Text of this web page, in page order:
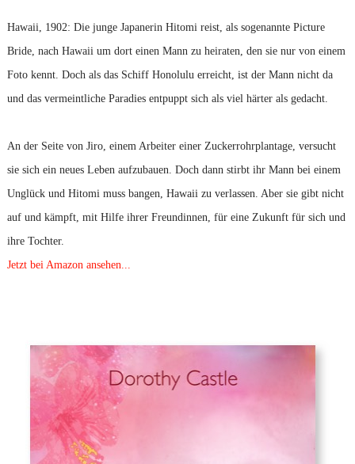
Hawaii, 1902: Die junge Japanerin Hitomi reist, als sogenannte Picture
Bride, nach Hawaii um dort einen Mann zu heiraten, den sie nur von einem
Foto kennt. Doch als das Schiff Honolulu erreicht, ist der Mann nicht da
und das vermeintliche Paradies entpuppt sich als viel härter als gedacht.
An der Seite von Jiro, einem Arbeiter einer Zuckerrohrplantage, versucht
sie sich ein neues Leben aufzubauen. Doch dann stirbt ihr Mann bei einem
Unglück und Hitomi muss bangen, Hawaii zu verlassen. Aber sie gibt nicht
auf und kämpft, mit Hilfe ihrer Freundinnen, für eine Zukunft für sich und
ihre Tochter.
Jetzt bei Amazon ansehen...